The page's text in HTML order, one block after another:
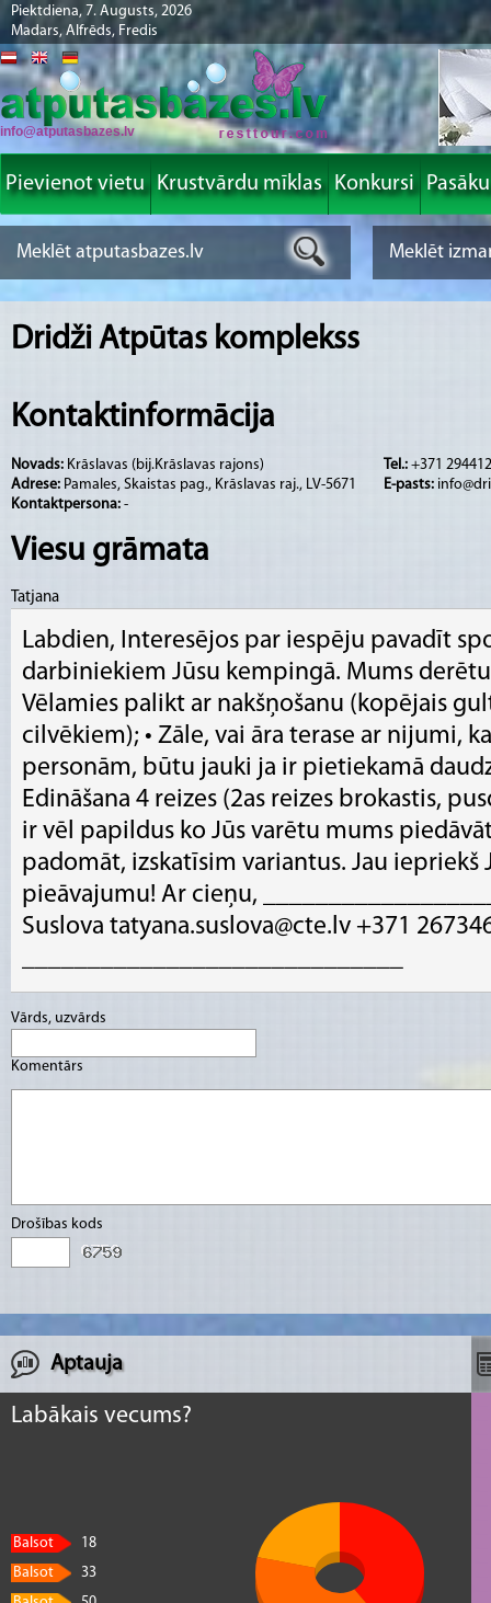
Piektdiena, 7. Augusts, 2026
Madars, Alfrēds, Fredis
info@atputasbazes.lv
Pievienot vietu Krustvārdu mīklas Konkursi
Dridži Atpūtas komplekss
Kontaktinformācija
Novads: Krāslavas (bij.Krāslavas rajons)
Adrese: Pamales, Skaistas pag., Krāslavas raj., LV-5671
Kontaktpersona: -
Tel.: +371
E-pasts:
Viesu grāmata
Tatjana
Labdien, Interesējos par iespēju pavadīt
darbiniekiem Jūsu kempingā. Mums
Vēlamies palikt ar nakšņošanu (kopējais
cilvēkiem); • Zāle, vai āra terase ar nijumi,
personām, būtu jauki ja ir pietiekamā
Edināšana 4 reizes (2as reizes brokastis,
ir vēl papildus ko Jūs varētu mums
padomāt, izskatīsim variantus. Jau iepriekš
pieāvajumu! Ar cieņu,
Suslova tatyana.suslova@cte.lv +371
Vārds, uzvārds
Komentārs
Drošības kods
Aptauja
Labākais vecums?
Balsot
18
Balsot
33